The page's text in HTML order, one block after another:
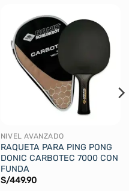
NIVEL AVANZADO
RAQUETA PARA PING PONG
DONIC CARBOTEC 7000 CON
FUNDA
S/449.90